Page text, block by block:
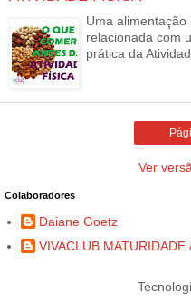
Uma
relacionada com
prática da
Ver
Colaboradores
Daiane Goetz
VIVACLUB MATURIDADE